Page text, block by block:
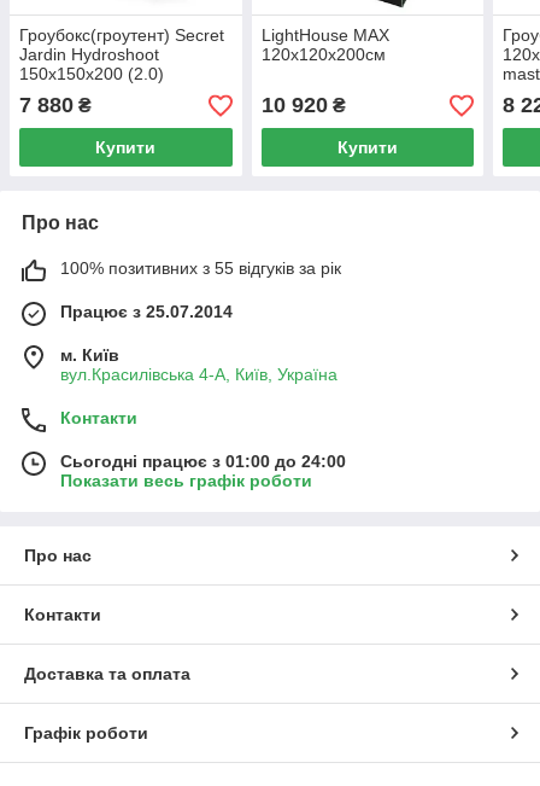
Гроубокс(гроутент) Secret
Jardin Hydroshoot
150x150x200 (2.0)
7 880 ₴
Купити
LightHouse MAX
120x120x200см
10 920₴
Купити
8
Про нас
100% позитивних з 55 відгуків за рік
Працює з 25.07.2014
м. Київ
вул.Красилівська 4-А, Київ, Україна
Контакти
Сьогодні працює з 01:00 до 24:00
Показати весь графік роботи
Про нас
Контакти
Доставка та оплата
Графік роботи